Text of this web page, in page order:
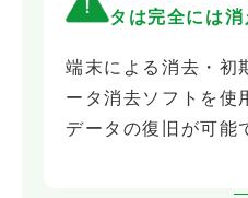
タは完全には
端末による消去・初
ータ消去ソフトを使
データの復旧が可能